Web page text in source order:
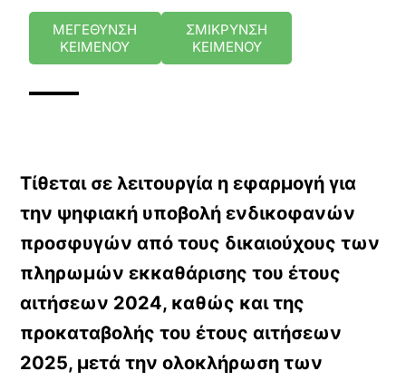
ΜΕΓΕΘΥΝΣΗ
ΚΕΙΜΕΝΟΥ
ΣΜΙΚΡΥΝΣΗ
ΚΕΙΜΕΝΟΥ
Τίθεται σε λειτουργία η εφαρμογή για
την ψηφιακή υποβολή ενδικοφανών
προσφυγών από τους δικαιούχους των
πληρωμών εκκαθάρισης του έτους
αιτήσεων 2024, καθώς και της
προκαταβολής του έτους αιτήσεων
2025, μετά την ολοκλήρωση των